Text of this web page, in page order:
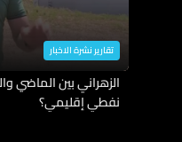
تقارير نشرة الاخبار
الزهراني بين الماضي
نفطي إقليمي؟